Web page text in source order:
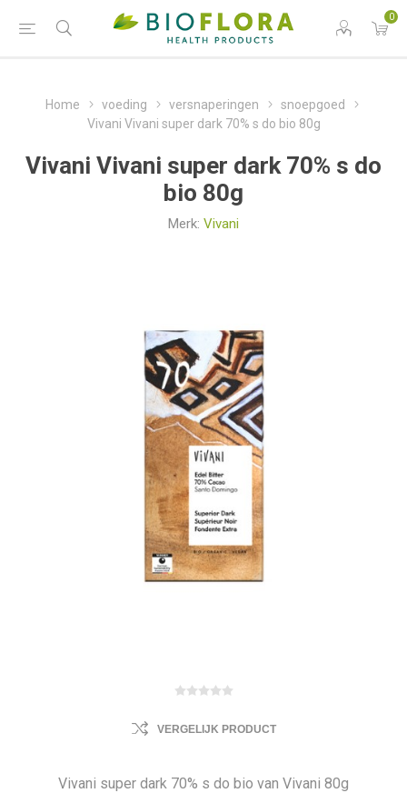
0
Home voeding versnaperingen
snoepgoed
Vivani Vivani super dark 70% s do bio 80g
Vivani Vivani super dark 70% s do
bio 80g
Merk: Vivani
VERGELIJK PRODUCT
Vivani super dark 70% s do bio van Vivani 80g